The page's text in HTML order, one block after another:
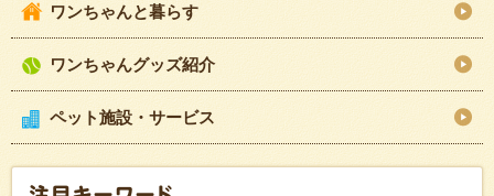
ワンちゃんと暮らす
ワンちゃんグッズ紹介
ペット施設・サービス